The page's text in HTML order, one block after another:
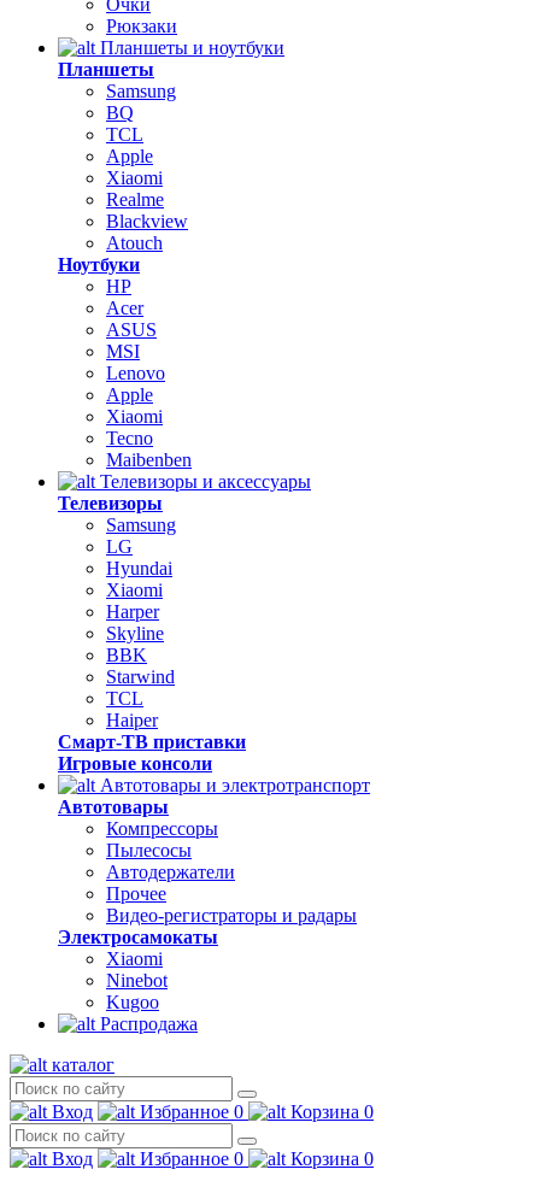
Очки
Рюкзаки
Планшеты и ноутбуки
Планшеты
Samsung
BQ
TCL
Apple
Xiaomi
Realme
Blackview
Atouch
Ноутбуки
HP
Acer
ASUS
MSI
Lenovo
Apple
Xiaomi
Tecno
Maibenben
Телевизоры и аксессуары
Телевизоры
Samsung
LG
Hyundai
Xiaomi
Harper
Skyline
BBK
Starwind
TCL
Haiper
Смарт-ТВ приставки
Игровые консоли
Автотовары и электротранспорт
Автотовары
Компрессоры
Пылесосы
Автодержатели
Прочее
Видео-регистраторы и радары
Электросамокаты
Xiaomi
Ninebot
Kugoo
Распродажа
каталог
Вход Избранное 0 Корзина 0
Вход Избранное 0 Корзина 0